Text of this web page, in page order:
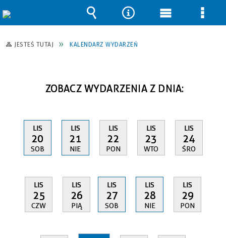
JESTEŚ TUTAJ KALENDARZ WYDARZEŃ
ZOBACZ WYDARZENIA Z DNIA:
LIS
20
SOB
LIS
21
NIE
LIS
22
PON
LIS
23
WTO
LIS
24
ŚRO
LIS
25
CZW
LIS
26
PIĄ
LIS
27
SOB
LIS
28
NIE
LIS
29
PON
Wyszukiwarka
Narzędzia
Menu Menu